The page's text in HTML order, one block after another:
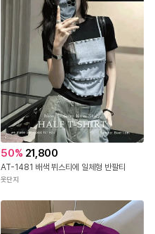
50% 21,800
AT-1481 배색 뷔스티에 일체형 반팔티
옷단지